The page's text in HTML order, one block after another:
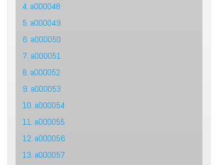
4. a000048
5. a000049
6. a000050
7. a000051
8. a000052
9. a000053
10. a000054
11. a000055
12. a000056
13. a000057